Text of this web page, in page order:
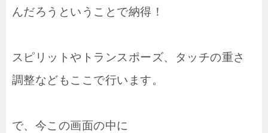
んだろうということで納得！
スピリットやトランスポーズ、タッチの重さ
調整などもここで行います。
で、今この画面の中に